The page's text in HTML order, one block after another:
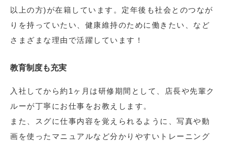
以上の方)が在籍しています。定年後も社会とのつなが
りを持っていたい、健康維持のために働きたい、など
さまざまな理由で活躍しています！
教育制度も充実
入社してから約1ヶ月は研修期間として、店長や先輩ク
ルーが丁寧にお仕事をお教えします。
また、スグに仕事内容を覚えられるように、写真や動
画を使ったマニュアルなど分かりやすいトレーニング